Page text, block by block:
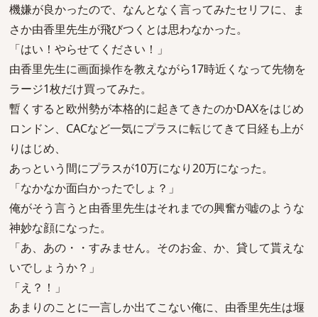
機嫌が良かったので、なんとなく言ってみたセリフに、ま
さか由香里先生が飛びつくとは思わなかった。
「はい！やらせてください！」
由香里先生に画面操作を教えながら17時近くなって先物を
ラージ1枚だけ買ってみた。
暫くすると欧州勢が本格的に起きてきたのかDAXをはじめ
ロンドン、CACなど一気にプラスに転じてきて日経も上が
りはじめ、
あっという間にプラスが10万になり20万になった。
「なかなか面白かったでしょ？」
俺がそう言うと由香里先生はそれまでの興奮が嘘のような
神妙な顔になった。
「あ、あの・・すみません。そのお金、か、貸して貰えな
いでしょうか？」
「え？！」
あまりのことに一言しか出てこない俺に、由香里先生は堰